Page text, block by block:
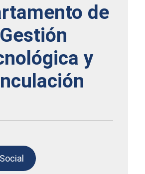
de
Gestión
y